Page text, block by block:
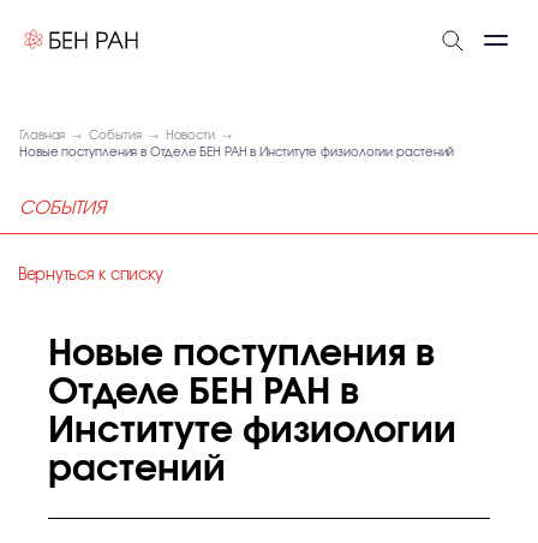
Главная События
Новости
Новые поступления в Отделе БЕН РАН в Институте физиологии растений
СОБЫТИЯ
Вернуться к списку
Новые поступления в
Отделе БЕН РАН в
Институте физиологии
растений